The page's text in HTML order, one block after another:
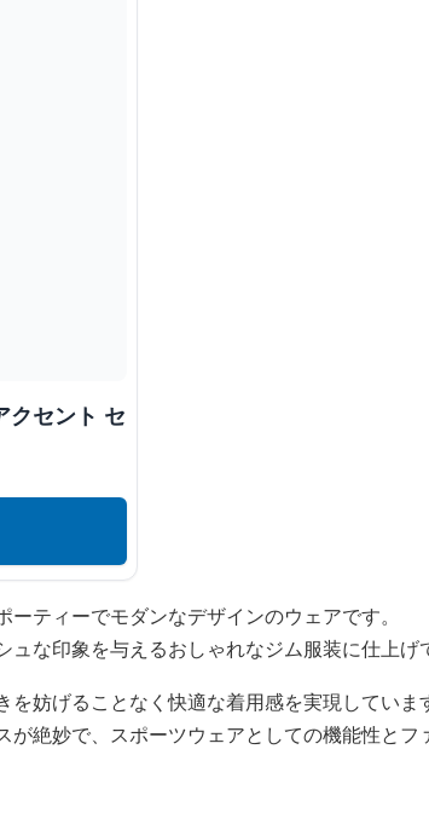
クセント セ
ティーでモダンなデザインのウェアです。
な印象を与えるおしゃれなジム服装に仕上げ
妨げることなく快適な着用感を実現していま
絶妙で、スポーツウェアとしての機能性とフ